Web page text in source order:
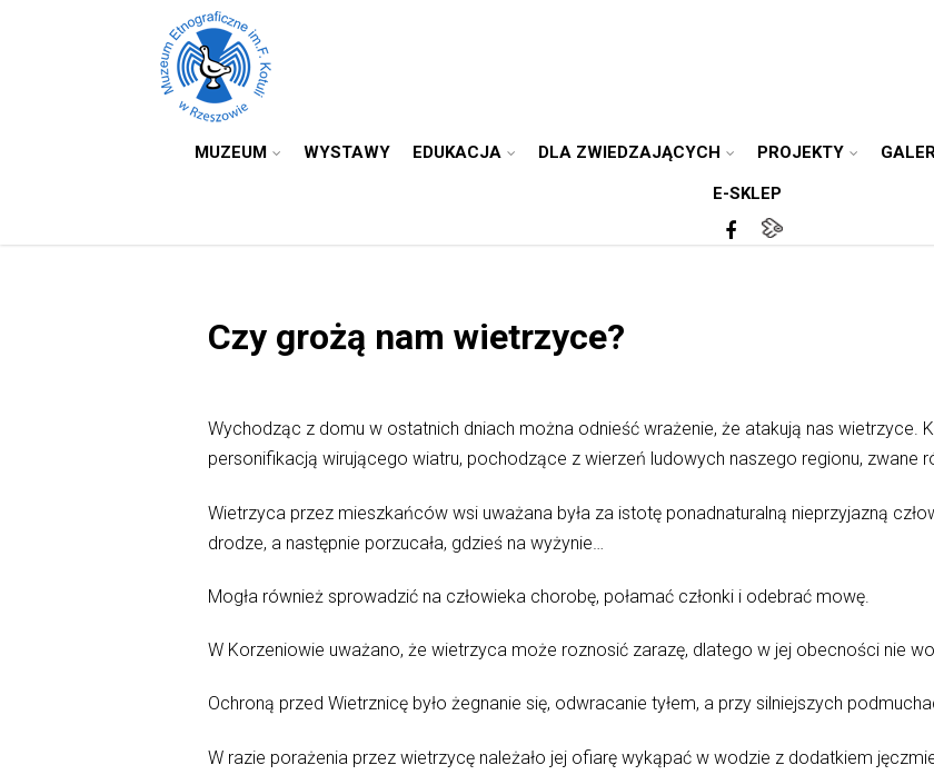
MUZEUM WYSTAWY EDUKACJA DLA ZWIEDZAJĄCYCH PROJEKTY
E-SKLEP
Czy grożą nam wietrzyce?
Wychodząc z domu w ostatnich dniach można odnieść wrażenie, że atakują nas wietrzyce.
personifikacją wirującego wiatru, pochodzące z wierzeń ludowych naszego regionu, zwane
Wietrzyca przez mieszkańców wsi uważana była za istotę ponadnaturalną nieprzyjazną
drodze, a następnie porzucała, gdzieś na wyżynie…
Mogła również sprowadzić na człowieka chorobę, połamać członki i odebrać mowę.
W Korzeniowie uważano, że wietrzyca może roznosić zarazę, dlatego w jej obecności nie
Ochroną przed Wietrznicę było żegnanie się, odwracanie tyłem, a przy silniejszych
W razie porażenia przez wietrzycę należało jej ofiarę wykąpać w wodzie z dodatkiem